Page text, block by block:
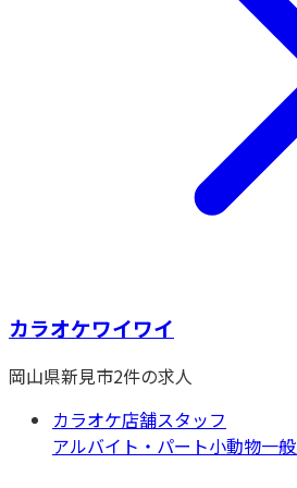
カラオケワイワイ
岡山県新見市2件の求人
カラオケ店舗スタッフ
アルバイト・パート小動物一般